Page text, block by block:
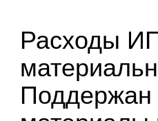
Расходы